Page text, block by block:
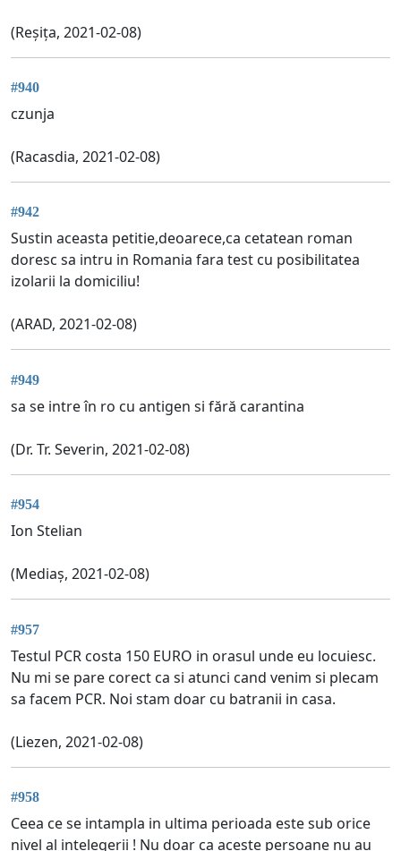
(Reșița, 2021-02-08)
#940
czunja
(Racasdia, 2021-02-08)
#942
Sustin aceasta petitie,deoarece,ca cetatean roman
doresc sa intru in Romania fara test cu posibilitatea
izolarii la domiciliu!
(ARAD, 2021-02-08)
#949
sa se intre în ro cu antigen si fără carantina
(Dr. Tr. Severin, 2021-02-08)
#954
Ion Stelian
(Mediaș, 2021-02-08)
#957
Testul PCR costa 150 EURO in orasul unde eu locuiesc.
Nu mi se pare corect ca si atunci cand venim si plecam
sa facem PCR. Noi stam doar cu batranii in casa.
(Liezen, 2021-02-08)
#958
Ceea ce se intampla in ultima perioada este sub orice
nivel al intelegerii ! Nu doar ca aceste persoane nu au